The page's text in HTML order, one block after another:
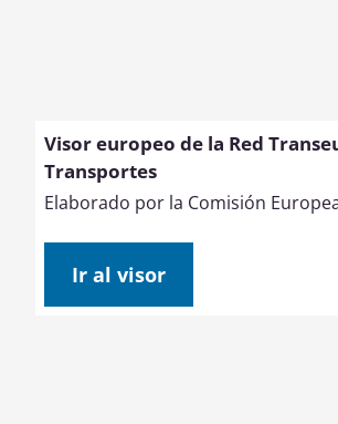
Visor europeo de la Red
Transportes
Elaborado por la Comisión
Ir al visor